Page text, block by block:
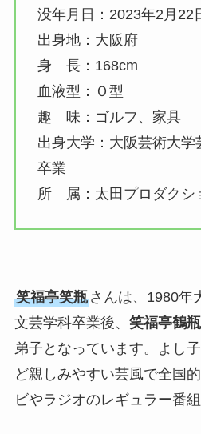
没年月日：2023年2月22
出身地：大阪府
身 長：168cm
血液型：Ｏ型
趣 味：ゴルフ、家具
出身大学：大阪芸術大学
卒業
所 属：太田プロダクシ
笑福亭笑瓶さんは、1980年
文芸学科卒業後、 笑福亭鶴瓶
弟子となっています。よし
ど親しみやすい芸風で全国
ビやラジオのレギュラー番